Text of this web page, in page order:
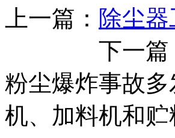
上一篇： 除尘
下一篇
粉尘爆炸事故
机、加料机和